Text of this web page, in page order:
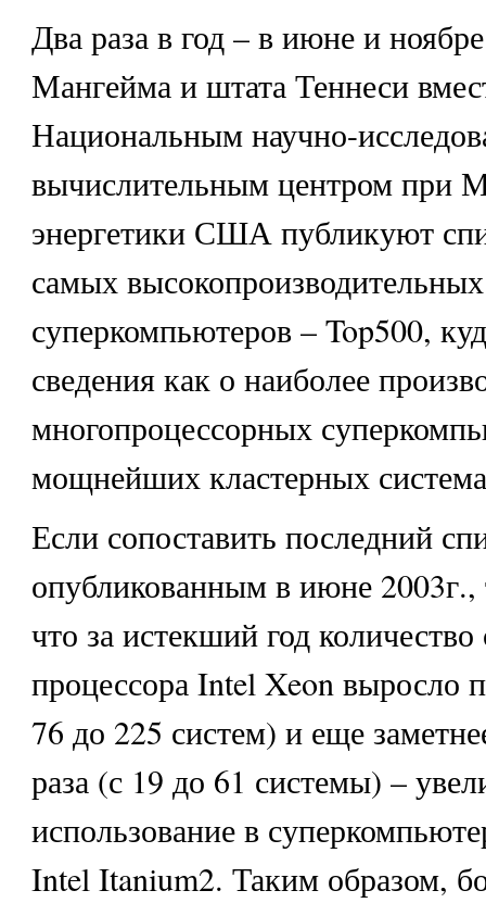
Два раза в год – в июне и
Мангейма и штата Теннеси
Национальным научно-
вычислительным центром при
энергетики США публикуют
самых высокопроизводительных
суперкомпьютеров – Top500,
сведения как о наиболее
многопроцессорных
мощнейших кластерных
Если сопоставить последний
опубликованным в июне 2003г.,
что за истекший год количество
процессора Intel Xeon выросло
76 до 225 систем) и еще
раза (с 19 до 61 системы) –
использование в
Intel Itanium2. Таким образом,